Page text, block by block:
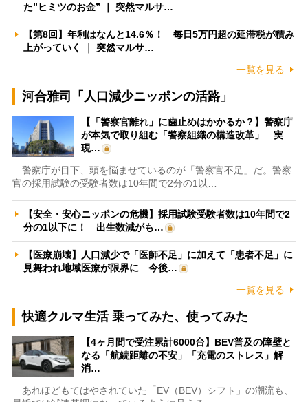
た”ヒミツのお金” ｜ 突然マルサ…
【第8回】年利はなんと14.6％！ 毎日5万円超の延滞税が積み
上がっていく ｜ 突然マルサ…
一覧を見る
河合雅司「人口減少ニッポンの活路」
【「警察官離れ」に歯止めはかかるか？】警察庁
が本気で取り組む「警察組織の構造改革」 実
現…
警察庁が目下、頭を悩ませているのが「警察官不足」だ。警察
官の採用試験の受験者数は10年間で2分の1以…
【安全・安心ニッポンの危機】採用試験受験者数は10年間で2
分の1以下に！ 出生数減がも…
【医療崩壊】人口減少で「医師不足」に加えて「患者不足」に
見舞われ地域医療が限界に 今後…
一覧を見る
快適クルマ生活 乗ってみた、使ってみた
【4ヶ月間で受注累計6000台】BEV普及の障壁と
なる「航続距離の不安」「充電のストレス」解
消…
あれほどもてはやされていた「EV（BEV）シフト」の潮流も、